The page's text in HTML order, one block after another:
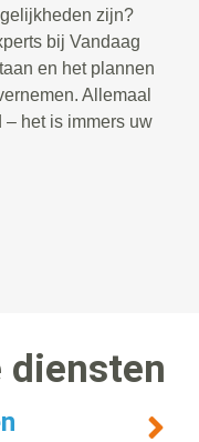
zijn?
bij Vandaag
en het plannen
Allemaal
het is immers uw
diensten